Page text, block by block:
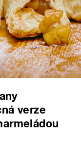
verze